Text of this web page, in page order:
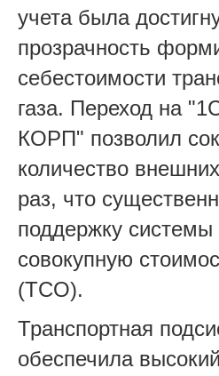
учета была
прозрачность
себестоимости
газа. Переход на
КОРП" позволил
количество
раз, что
поддержку системы
совокупную
(TCO).
Транспортная
обеспечила